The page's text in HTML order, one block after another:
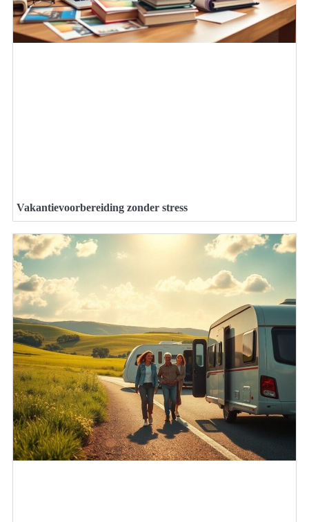
Vakantievoorbereiding zonder stress